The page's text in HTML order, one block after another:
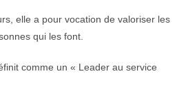
elle a pour vocation de valoriser les
qui les font.
comme un « Leader au service